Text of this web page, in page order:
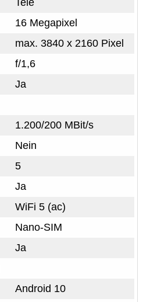
16 Megapixel
max. 3840 x 2160 Pixel
f/1,6
Ja
1.200/200 MBit/s
Nein
5
Ja
WiFi 5 (ac)
Nano-SIM
Ja
Android 10